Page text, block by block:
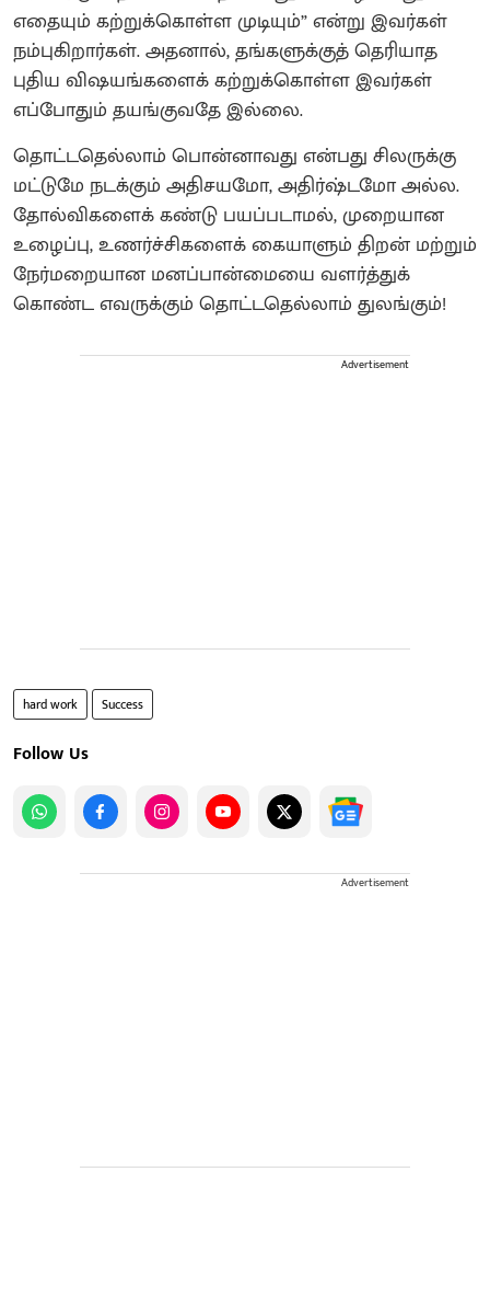
எதையும் கற்றுக்கொள்ள முடியும்” என்று இவர்கள்
நம்புகிறார்கள். அதனால், தங்களுக்குத் தெரியாத
புதிய விஷயங்களைக் கற்றுக்கொள்ள இவர்கள்
எப்போதும் தயங்குவதே இல்லை.
தொட்டதெல்லாம் பொன்னாவது என்பது சிலருக்கு
மட்டுமே நடக்கும் அதிசயமோ, அதிர்ஷ்டமோ அல்ல.
தோல்விகளைக் கண்டு பயப்படாமல், முறையான
உழைப்பு, உணர்ச்சிகளைக் கையாளும் திறன் மற்றும்
நேர்மறையான மனப்பான்மையை வளர்த்துக்
கொண்ட எவருக்கும் தொட்டதெல்லாம் துலங்கும்!
Advertisement
hard work Success
Follow Us
Advertisement